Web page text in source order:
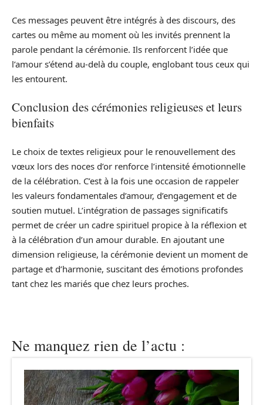
Ces messages peuvent être intégrés à des discours, des
cartes ou même au moment où les invités prennent la
parole pendant la cérémonie. Ils renforcent l’idée que
l’amour s’étend au-delà du couple, englobant tous ceux qui
les entourent.
Conclusion des cérémonies religieuses et leurs
bienfaits
Le choix de textes religieux pour le renouvellement des
vœux lors des noces d’or renforce l’intensité émotionnelle
de la célébration. C’est à la fois une occasion de rappeler
les valeurs fondamentales d’amour, d’engagement et de
soutien mutuel. L’intégration de passages significatifs
permet de créer un cadre spirituel propice à la réflexion et
à la célébration d’un amour durable. En ajoutant une
dimension religieuse, la cérémonie devient un moment de
partage et d’harmonie, suscitant des émotions profondes
tant chez les mariés que chez leurs proches.
Ne manquez rien de l’actu :